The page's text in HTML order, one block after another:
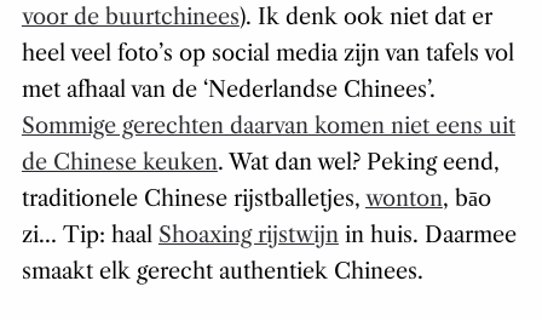
voor de buurtchinees). Ik denk ook niet dat er
heel veel foto’s op social media zijn van tafels vol
met afhaal van de ‘Nederlandse Chinees’.
Sommige gerechten daarvan komen niet eens uit
de Chinese keuken. Wat dan wel? Peking eend,
traditionele Chinese rijstballetjes, wonton, bāo
zi… Tip: haal Shoaxing rijstwijnin huis. Daarmee
smaakt elk gerecht authentiek Chinees.